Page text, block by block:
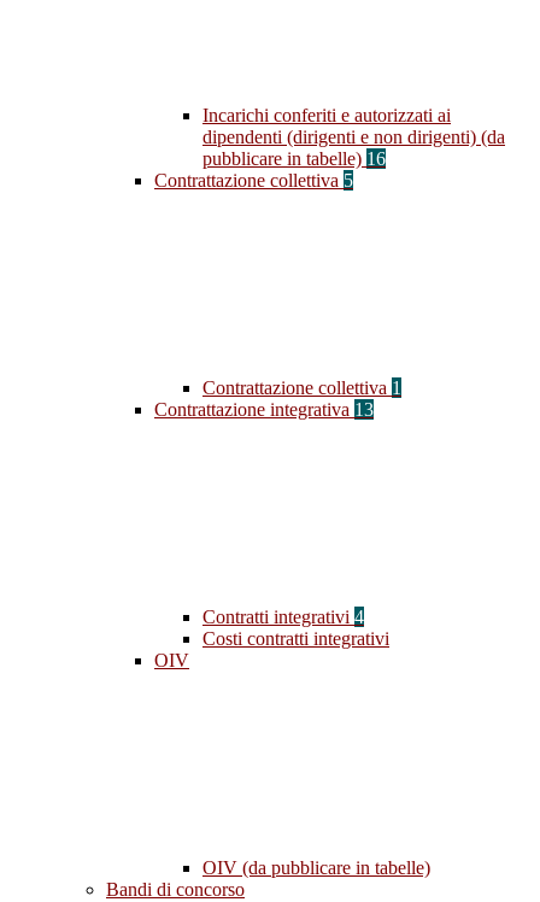
Incarichi conferiti e autorizzati ai
dipendenti (dirigenti e non dirigenti) (da
pubblicare in tabelle) 16
Contrattazione collettiva 5
Contrattazione collettiva 1
Contrattazione integrativa 13
Contratti integrativi 4
Costi contratti integrativi
OIV
OIV (da pubblicare in tabelle)
Bandi di concorso